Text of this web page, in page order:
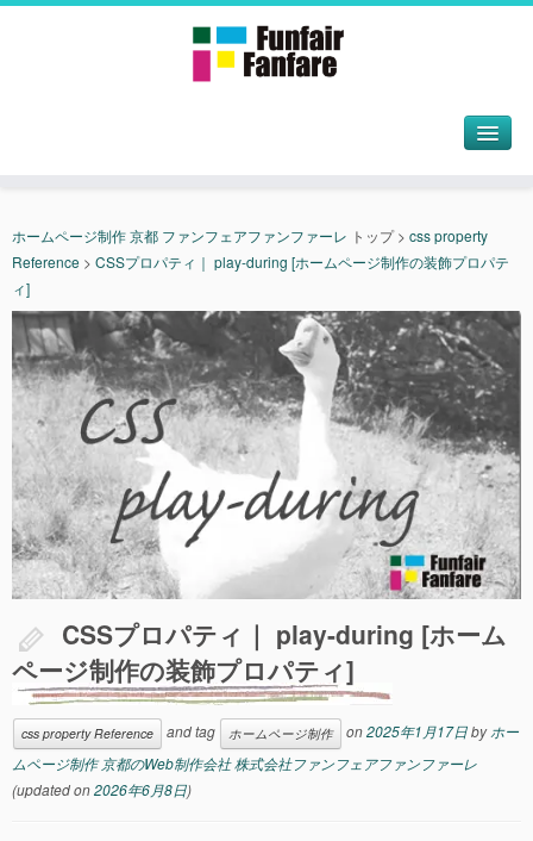
ホームページ制作 京都 ファンフェアファンファーレ トップ> css property
Reference > CSSプロパティ｜ play-during [ホームページ制作の装飾プロパテ
ィ]
CSSプロパティ｜ play-during [ホーム
ページ制作の装飾プロパティ]
css property Reference and tag ホームページ制作 on2025年1月17日byホー
ムページ制作 京都のWeb制作会社 株式会社ファンフェアファンファーレ
(updated on2026年6月8日)